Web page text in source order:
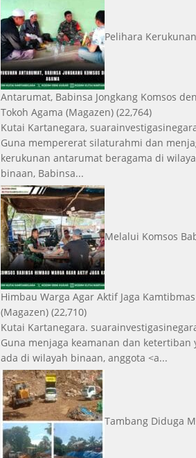
Pelihara Kerukunan
Antarumat, Babinsa Jongkang Komsos
Tokoh Agama (Magazen) (22,764)
Kutai Kartanegara,
Guna mempererat silaturahmi dan
kerukunan antarumat beragama di
binaan, Babinsa...
Melalui Komsos
Himbau Warga Agar Aktif Jaga Kamtibmas
(Magazen) (22,710)
Kutai Kartanegara.
Guna menjaga keamanan dan ketertiban
ada di wilayah binaan, anggota <a...
Tambang Diduga